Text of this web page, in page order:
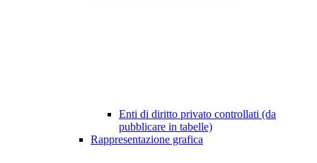
Enti di diritto privato controllati (da
pubblicare in tabelle)
Rappresentazione grafica